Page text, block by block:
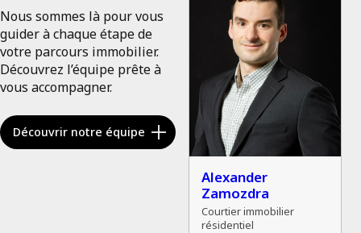
Nous sommes là pour vous
guider à chaque étape de
votre parcours immobilier.
Découvrez l’équipe prête à
vous accompagner.
Découvrir notre équipe
Alexander
Zamozdra
Courtier immobilier
résidentiel